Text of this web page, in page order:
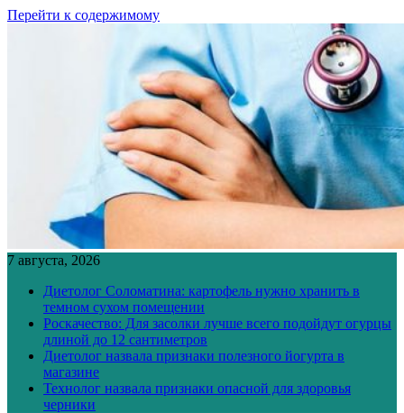
Перейти к содержимому
7 августа, 2026
Диетолог Соломатина: картофель нужно хранить в
темном сухом помещении
Роскачество: Для засолки лучше всего подойдут огурцы
длиной до 12 сантиметров
Диетолог назвала признаки полезного йогурта в
магазине
Технолог назвала признаки опасной для здоровья
черники